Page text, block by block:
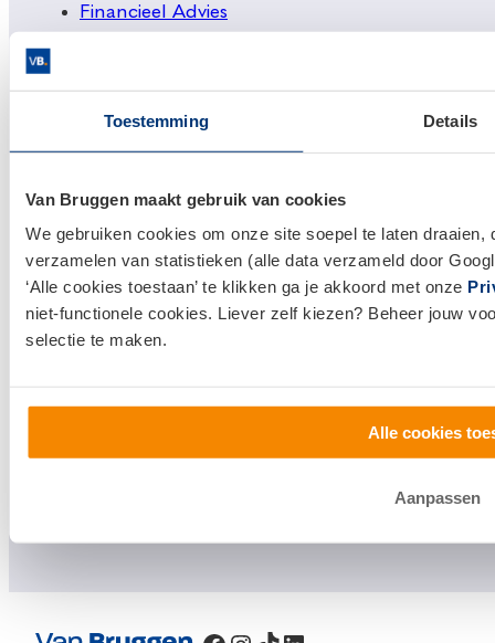
Toestemming Details
Van Bruggen maakt gebruik van cookies
We gebruiken cookies om onze site soepel te laten
verzamelen van statistieken (alle data verzameld door
‘Alle cookies toestaan’ te klikken ga je akkoord met onze
niet-functionele cookies. Liever zelf kiezen? Beheer jouw
selectie te maken.
Alle cookies
Aanpassen
Financieel Advies
Makelaardij
Huis kopen
Bezoek eenvestigingbij jou in de buurt, of neem
contact met ons op.
0800 1600